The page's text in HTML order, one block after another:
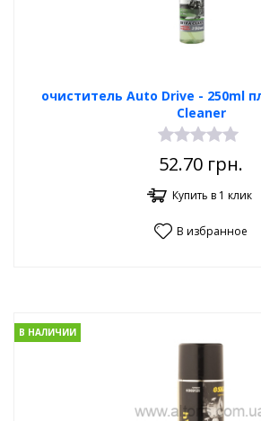
очиститель Auto Drive - 250ml
Cleaner
52.70 грн.
Купить в 1 клик
В избранное
В НАЛИЧИИ